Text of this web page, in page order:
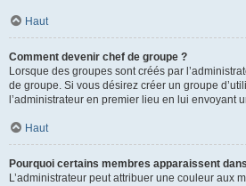
Haut
Comment devenir chef de groupe ?
Lorsque des groupes sont créés par
de groupe. Si vous désirez créer un groupe
l’administrateur en premier lieu en lui envoyant
Haut
Pourquoi certains membres apparaissent
L’administrateur peut attribuer une couleur aux